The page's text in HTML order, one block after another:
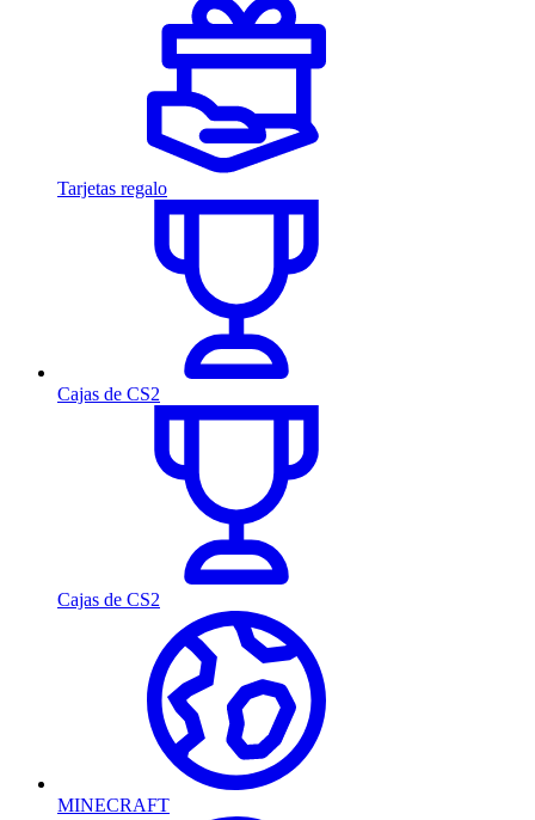
Tarjetas regalo
Cajas de CS2
Cajas de CS2
MINECRAFT